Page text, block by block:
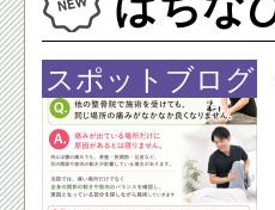
スポットブログ